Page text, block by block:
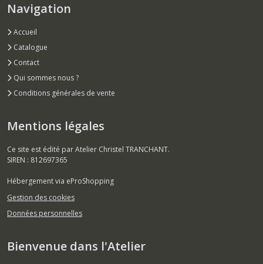
Navigation
Accueil
Catalogue
Contact
Qui sommes nous ?
Conditions générales de vente
Mentions légales
Ce site est édité par Atelier Christel TRANCHANT.
SIREN : 812697365
Hébergement via eProShopping
Gestion des cookies
Données personnelles
Bienvenue dans l'Atelier